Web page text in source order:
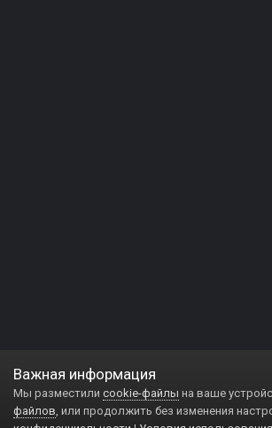
Важная информация
Мы разместили cookie-файлы на ваше
файлов, или продолжить без изменения